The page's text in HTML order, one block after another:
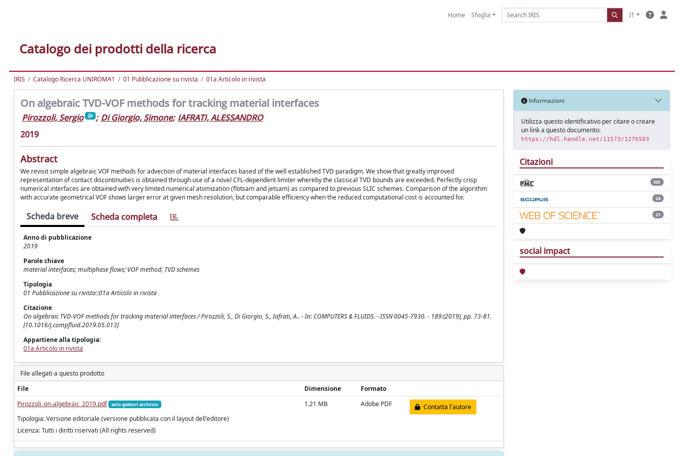
Home Sfoglia IT
Catalogo dei prodotti della ricerca
IRIS Catalogo Ricerca UNIROMA1 01 Pubblicazione su rivista 01a Articolo in rivista
On algebraic TVD-VOF methods for tracking material interfaces
Pirozzoli, Sergio ; Di Giorgio, Simone; IAFRATI, ALESSANDRO
2019
Abstract
We revisit simple algebraic VOF methods for advection of material interfaces based of the well established TVD paradigm. We show that greatly improved
representation of contact discontinuities is obtained through use of a novel CFL-dependent limiter whereby the classical TVD bounds are exceeded. Perfectly crisp
numerical interfaces are obtained with very limited numerical atomization (flotsam and jetsam) as compared to previous SLIC schemes. Comparison of the algorithm
with accurate geometrical VOF shows larger error at given mesh resolution, but comparable efficiency when the reduced computational cost is accounted for.
Scheda breve Scheda completa
Anno di pubblicazione
2019
Parole chiave
material interfaces; multiphase flows; VOF method; TVD schemes
Tipologia
01 Pubblicazione su rivista::01a Articolo in rivista
Citazione
On algebraic TVD-VOF methods for tracking material interfaces / Pirozzoli, S., Di Giorgio, S., Iafrati, A.. - In: COMPUTERS & FLUIDS. - ISSN 0045-7930. - 189:(2019), pp. 73-81.
[10.1016/j.compfluid.2019.05.013]
Appartiene alla tipologia:
01a Articolo in rivista
File allegati a questo prodotto
File
Dimensione
Formato
Pirozzoli_on-algebraic_2019.pdf
solo gestori archivio
Tipologia: Versione editoriale (versione pubblicata con il layout dell'editore)
Licenza: Tutti i diritti riservati (All rights reserved)
1.21 MB Adobe PDF Contatta l'autore
Informazioni
Utilizza questo identificativo per citare o creare
un link a questo documento:
https://hdl.handle.net/11573/1276503
Citazioni
ND
24
21
social impact